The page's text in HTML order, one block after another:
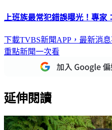
上班族最常犯錯誤曝光！專家
下載TVBS新聞APP，最新消
重點新聞一次看
延伸閱讀